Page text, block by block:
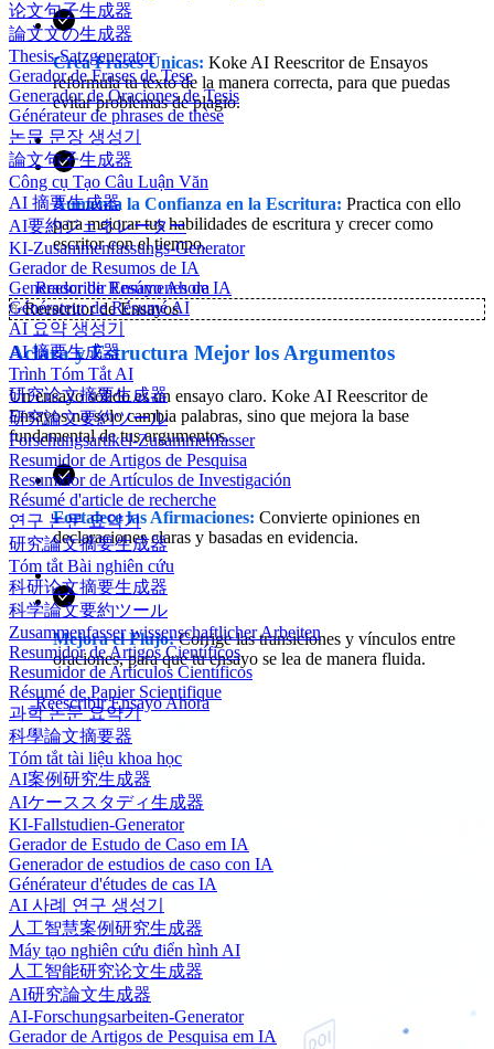
论文句子生成器
論文文の生成器
Thesis-Satzgenerator
Gerador de Frases de Tese
Generador de Oraciones de Tesis
Générateur de phrases de thèse
논문 문장 생성기
論文句子生成器
Công cụ Tạo Câu Luận Văn
AI 摘要生成器
AI要約ジェネレーター
KI-Zusammenfassungs-Generator
Gerador de Resumos de IA
Generador de Resúmenes de IA
Générateur de Résumé AI
AI 요약 생성기
AI 摘要生成器
Trình Tóm Tắt AI
研究论文摘要生成器
研究論文要約ツール
Forschungsartikel-Zusammenfasser
Resumidor de Artigos de Pesquisa
Resumidor de Artículos de Investigación
Résumé d'article de recherche
연구 논문 요약기
研究論文摘要生成器
Tóm tắt Bài nghiên cứu
科研论文摘要生成器
科学論文要約ツール
Zusammenfasser wissenschaftlicher Arbeiten
Resumidor de Artigos Científicos
Resumidor de Artículos Científicos
Résumé de Papier Scientifique
과학 논문 요약기
科學論文摘要器
Tóm tắt tài liệu khoa học
AI案例研究生成器
AIケーススタディ生成器
KI-Fallstudien-Generator
Gerador de Estudo de Caso em IA
Generador de estudios de caso con IA
Générateur d'études de cas IA
AI 사례 연구 생성기
人工智慧案例研究生成器
Máy tạo nghiên cứu điển hình AI
人工智能研究论文生成器
AI研究論文生成器
AI-Forschungsarbeiten-Generator
Gerador de Artigos de Pesquisa em IA
Crea Frases Únicas: Koke AI Reescritor de Ensayos
reformula tu texto de la manera correcta, para que puedas
evitar problemas de plagio.
Aumenta la Confianza en la Escritura: Practica con ello
para mejorar tus habilidades de escritura y crecer como
escritor con el tiempo.
Reescribir Ensayo Ahora
✨Reescritor de Ensayos
Aclara y Estructura Mejor los Argumentos
Un ensayo sólido es un ensayo claro. Koke AI Reescritor de
Ensayos no solo cambia palabras, sino que mejora la base
fundamental de tus argumentos.
Fortalece las Afirmaciones: Convierte opiniones en
declaraciones claras y basadas en evidencia.
Mejora el Flujo:Corrige las transiciones y vínculos entre
oraciones, para que tu ensayo se lea de manera fluida.
Reescribir Ensayo Ahora